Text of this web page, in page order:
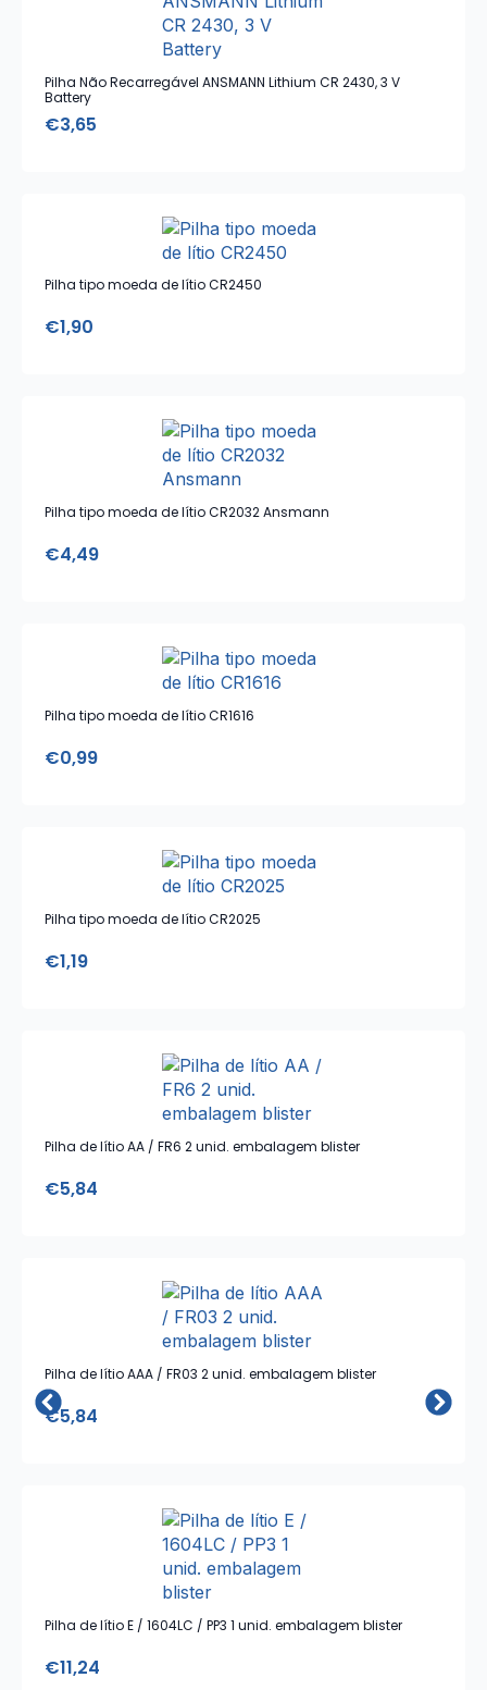
Pilha Não Recarregável ANSMANN Lithium CR 2430, 3 V
Battery
€3,65
Pilha tipo moeda de lítio CR2450
€1,90
Pilha tipo moeda de lítio CR2032 Ansmann
€4,49
Pilha tipo moeda de lítio CR1616
€0,99
Pilha tipo moeda de lítio CR2025
€1,19
Pilha de lítio AA / FR6 2 unid. embalagem blister
€5,84
Pilha de lítio AAA / FR03 2 unid. embalagem blister
€5,84
Pilha de lítio E / 1604LC / PP3 1 unid. embalagem blister
€11,24